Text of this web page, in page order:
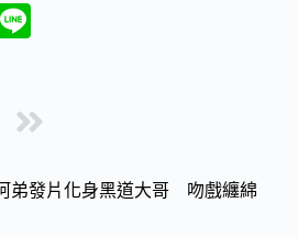
F
弟發片化身黑道大哥 吻戲纏綿